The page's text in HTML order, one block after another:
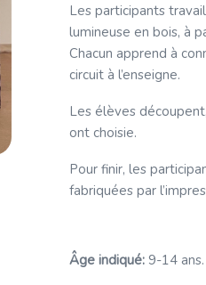
Les participants
lumineuse en bois, à
Chacun apprend à
circuit à l’enseigne.
Les élèves
ont choisie.
Pour finir, les
fabriquées par
Âge indiqué: 9-14 ans.